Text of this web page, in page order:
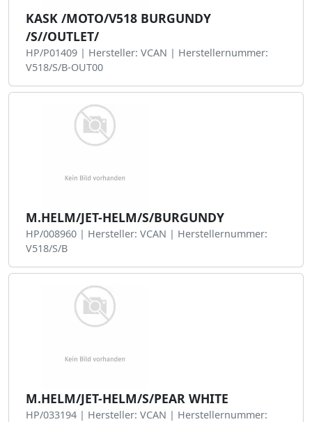
KASK /MOTO/V518 BURGUNDY
/S//OUTLET/
HP/P01409 | Hersteller: VCAN | Herstellernummer:
V518/S/B-OUT00
M.HELM/JET-HELM/S/BURGUNDY
HP/008960 | Hersteller: VCAN | Herstellernummer:
V518/S/B
M.HELM/JET-HELM/S/PEAR WHITE
HP/033194 | Hersteller: VCAN | Herstellernummer: